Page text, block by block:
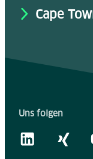
Cape
Uns folgen